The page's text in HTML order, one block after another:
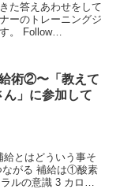
た答えあわせをして
ーのトレーニングジ
。 Follow
術②〜「教えて
」に参加して
とはどういう事そ
ながる 補給は①酸素
ルの意識 3 カロリ